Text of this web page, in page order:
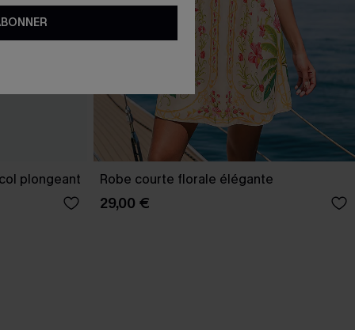
plongeant Robe courte florale élégante
29,00 €